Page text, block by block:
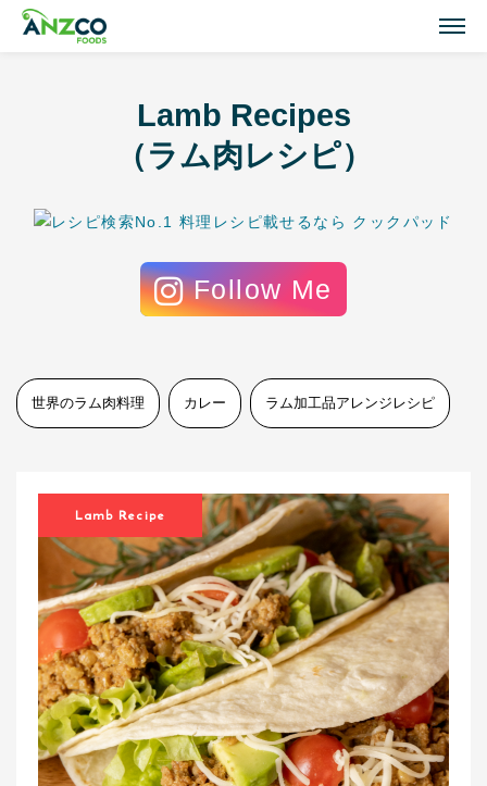
Lamb Recipes
ラム肉のおすすめレシピ
おいしい情報
Our Products
商品紹介(ラム肉・牛肉)
Topics
トピックス
アンズコフーズとは
Contact Us
お問い合わせ
Materials
牛肉・ラム肉購買担当者向け
お役立ち資料
Lamb Recipes
（ラム肉レシピ）
Follow Me
世界のラム肉料理 カレー ラム加工品アレンジレシピ
Lamb Recipe